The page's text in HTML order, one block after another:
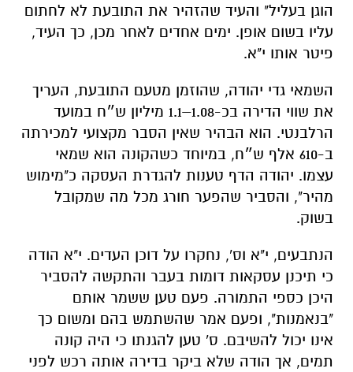
הוגן בעליל" והעיד שהזהיר את התובעת לא לחתום
עליו בשום אופן. ימים אחדים לאחר מכן, כך העיד,
פיטר אותו י"א.
השמאי גדי יהודה, שהוזמן מטעם התובעת, העריך
את שווי הדירה בכ-1.08–1.1 מיליון ש״ח במועד
הרלבנטי. הוא הבהיר שאין הסבר מקצועי למכירתה
ב-610 אלף ש״ח, במיוחד כשהקונה הוא שמאי
עצמו. יהודה הדף טענות להגדרת העסקה כ"מימוש
מהיר", והסביר שהפער חורג מכל מה שמקובל
בשוק.
הנתבעים, י"א וס', נחקרו על דוכן העדים. י"א הודה
כי תיכנן עסקאות דומות בעבר והתקשה להסביר
היכן כספי התמורה. פעם טען ששמר אותם
"בנאמנות", ופעם אמר שהשתמש בהם ומשום כך
אינו יכול להשיבם. ס' טען להגנתו כי היה קונה
תמים, אך הודה שלא ביקר בדירה אותה רכש לפני